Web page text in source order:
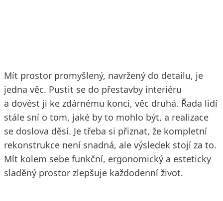
Mít prostor promyšlený, navržený do detailu, je
jedna věc. Pustit se do přestavby interiéru
a dovést ji ke zdárnému konci, věc druhá. Řada lidí
stále sní o tom, jaké by to mohlo být, a realizace
se doslova děsí. Je třeba si přiznat, že kompletní
rekonstrukce není snadná, ale výsledek stojí za to.
Mít kolem sebe funkční, ergonomický a esteticky
sladěný prostor zlepšuje každodenní život.